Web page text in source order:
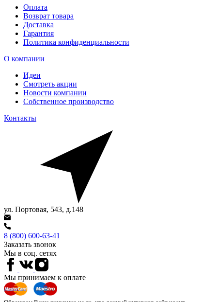
Оплата
Возврат товара
Доставка
Гарантия
Политика конфиденциальности
О компании
Идеи
Смотреть акции
Новости компании
Собственное производство
Контакты
ул. Портовая, 543, д.148
8 (800) 600-63-41
Заказать звонок
Мы в соц. сетях
Мы принимаем к оплате